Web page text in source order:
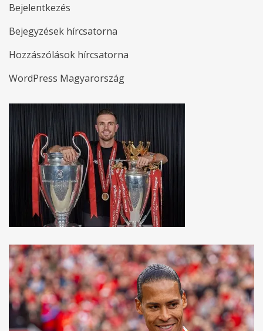
Bejelentkezés
Bejegyzések hírcsatorna
Hozzászólások hírcsatorna
WordPress Magyarország